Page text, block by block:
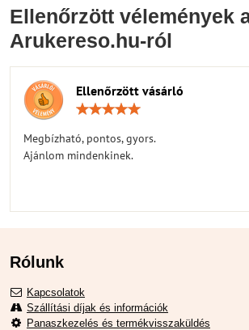
Ellenőrzött vélemények
Arukereso.hu-ról
Ellenőrzött vásárló
Megbízható, pontos, gyors.
Ajánlom mindenkinek.
Rólunk
Kapcsolatok
Szállítási díjak és információk
Panaszkezelés és termékvisszaküldés